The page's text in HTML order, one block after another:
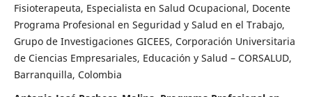
Fisioterapeuta, Especialista en Salud Ocupacional, Docente
Programa Profesional en Seguridad y Salud en el Trabajo,
Grupo de Investigaciones GICEES, Corporación Universitaria
de Ciencias Empresariales, Educación y Salud – CORSALUD,
Barranquilla, Colombia